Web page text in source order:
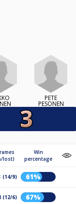
PETE
PESONEN
lost)
Win
percentage
(14/9) 61%
(12/6) 67%